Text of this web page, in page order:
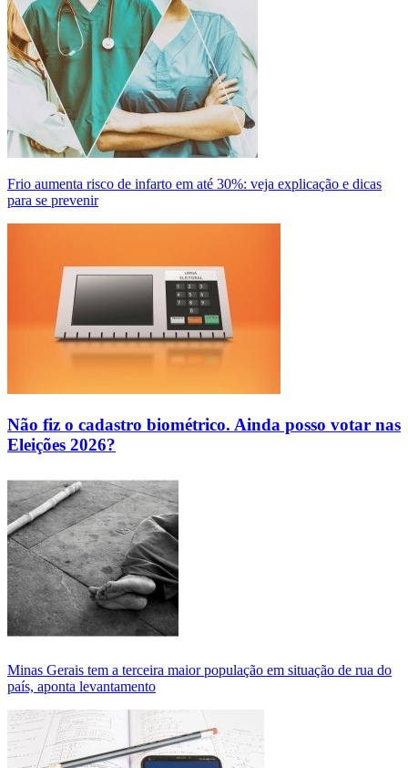
Frio aumenta risco de infarto em até 30%: veja explicação e dicas
para se prevenir
Não fiz o cadastro biométrico. Ainda posso votar nas
Eleições 2026?
Minas Gerais tem a terceira maior população em situação de rua do
país, aponta levantamento